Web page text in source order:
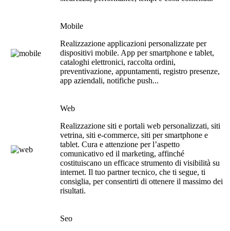
Mobile
Realizzazione applicazioni personalizzate per
dispositivi mobile. App per smartphone e tablet,
cataloghi elettronici, raccolta ordini,
preventivazione, appuntamenti, registro presenze,
app aziendali, notifiche push...
Web
Realizzazione siti e portali web personalizzati, siti
vetrina, siti e-commerce, siti per smartphone e
tablet. Cura e attenzione per l’aspetto
comunicativo ed il marketing, affinché
costituiscano un efficace strumento di visibilità su
internet. Il tuo partner tecnico, che ti segue, ti
consiglia, per consentirti di ottenere il massimo dei
risultati.
Seo